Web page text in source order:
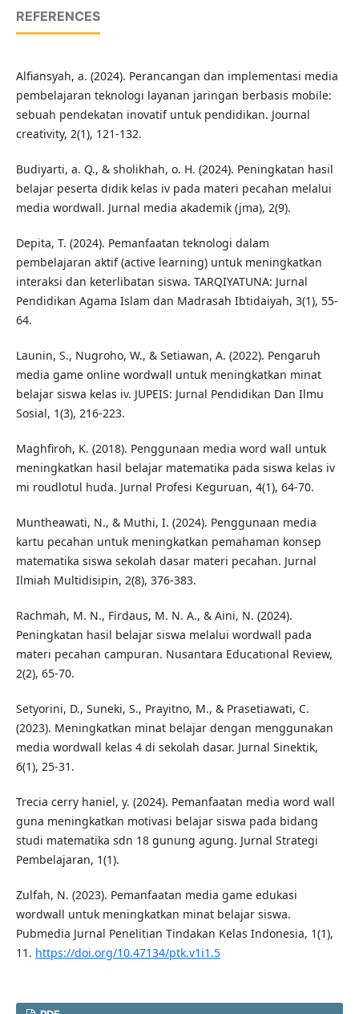
REFERENCES
Alfiansyah, a. (2024). Perancangan dan implementasi media
pembelajaran teknologi layanan jaringan berbasis mobile:
sebuah pendekatan inovatif untuk pendidikan. Journal
creativity, 2(1), 121-132.
Budiyarti, a. Q., & sholikhah, o. H. (2024). Peningkatan hasil
belajar peserta didik kelas iv pada materi pecahan melalui
media wordwall. Jurnal media akademik (jma), 2(9).
Depita, T. (2024). Pemanfaatan teknologi dalam
pembelajaran aktif (active learning) untuk meningkatkan
interaksi dan keterlibatan siswa. TARQIYATUNA: Jurnal
Pendidikan Agama Islam dan Madrasah Ibtidaiyah, 3(1), 55-
64.
Launin, S., Nugroho, W., & Setiawan, A. (2022). Pengaruh
media game online wordwall untuk meningkatkan minat
belajar siswa kelas iv. JUPEIS: Jurnal Pendidikan Dan Ilmu
Sosial, 1(3), 216-223.
Maghfiroh, K. (2018). Penggunaan media word wall untuk
meningkatkan hasil belajar matematika pada siswa kelas iv
mi roudlotul huda. Jurnal Profesi Keguruan, 4(1), 64-70.
Muntheawati, N., & Muthi, I. (2024). Penggunaan media
kartu pecahan untuk meningkatkan pemahaman konsep
matematika siswa sekolah dasar materi pecahan. Jurnal
Ilmiah Multidisipin, 2(8), 376-383.
Rachmah, M. N., Firdaus, M. N. A., & Aini, N. (2024).
Peningkatan hasil belajar siswa melalui wordwall pada
materi pecahan campuran. Nusantara Educational Review,
2(2), 65-70.
Setyorini, D., Suneki, S., Prayitno, M., & Prasetiawati, C.
(2023). Meningkatkan minat belajar dengan menggunakan
media wordwall kelas 4 di sekolah dasar. Jurnal Sinektik,
6(1), 25-31.
Trecia cerry haniel, y. (2024). Pemanfaatan media word wall
guna meningkatkan motivasi belajar siswa pada bidang
studi matematika sdn 18 gunung agung. Jurnal Strategi
Pembelajaran, 1(1).
Zulfah, N. (2023). Pemanfaatan media game edukasi
wordwall untuk meningkatkan minat belajar siswa.
Pubmedia Jurnal Penelitian Tindakan Kelas Indonesia, 1(1),
11. https://doi.org/10.47134/ptk.v1i1.5